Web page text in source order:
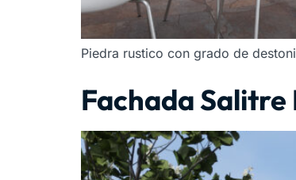
Piedra rustico con grado de
Fachada Salitre